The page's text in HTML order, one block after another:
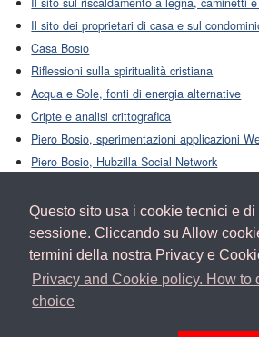
Questo sito usa i cookie tecnici e di
sessione. Cliccando su Allow
termini della nostra Privacy e
Privacy and Cookie policy. How to
choice
Il sito dei proprietari di casa e sul
Casa Bosio
Riflessioni sulla spiritualità cristiana
Acqua e Sole, fonti di energia alternative
Cripte e analisi crittografica
Piero Bosio, sperimentazioni applicazioni
Piero Bosio, Hubzilla Social Network
Home
Friendica
Mastodon
Hubzilla
Facebook